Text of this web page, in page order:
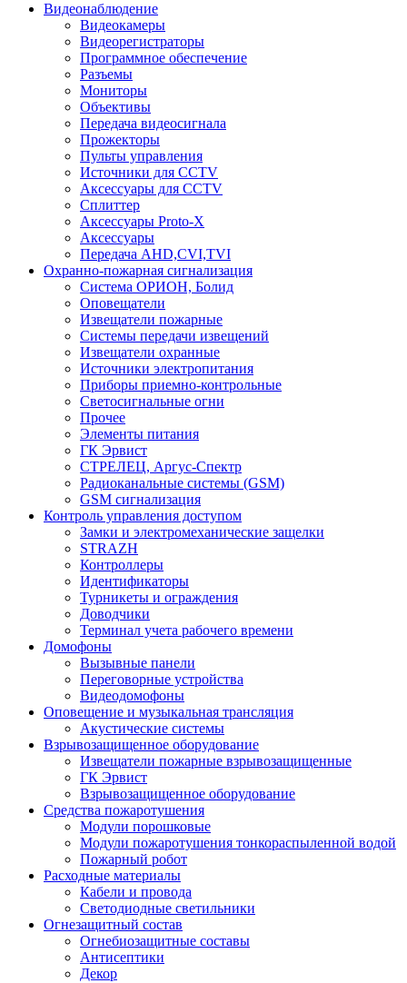
Видеонаблюдение
Видеокамеры
Видеорегистраторы
Программное обеспечение
Разъемы
Мониторы
Объективы
Передача видеосигнала
Прожекторы
Пульты управления
Источники для CCTV
Аксессуары для CCTV
Сплиттер
Аксессуары Proto-X
Аксессуары
Передача AHD,CVI,TVI
Охранно-пожарная сигнализация
Система ОРИОН, Болид
Оповещатели
Извещатели пожарные
Системы передачи извещений
Извещатели охранные
Источники электропитания
Приборы приемно-контрольные
Светосигнальные огни
Прочее
Элементы питания
ГК Эрвист
СТРЕЛЕЦ, Аргус-Спектр
Радиоканальные системы (GSM)
GSM сигнализация
Контроль управления доступом
Замки и электромеханические защелки
STRAZH
Контроллеры
Идентификаторы
Турникеты и ограждения
Доводчики
Терминал учета рабочего времени
Домофоны
Вызывные панели
Переговорные устройства
Видеодомофоны
Оповещение и музыкальная трансляция
Акустические системы
Взрывозащищенное оборудование
Извещатели пожарные взрывозащищенные
ГК Эрвист
Взрывозащищенное оборудование
Средства пожаротушения
Модули порошковые
Модули пожаротушения тонкораспыленной водой
Пожарный робот
Расходные материалы
Кабели и провода
Светодиодные светильники
Огнезащитный состав
Огнебиозащитные составы
Антисептики
Декор